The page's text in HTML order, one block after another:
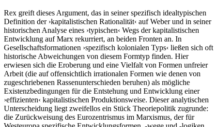
Rex greift dieses Argument, das in seiner spezifisch idealtypischen
Definition der ›kapitalistischen Rationalität‹ auf Weber und in seiner
historischen Analyse eines ›typischen‹ Wegs der kapitalistischen
Entwicklung auf Marx rekurriert, an beiden Fronten an. In
Gesellschaftsformationen ›spezifisch kolonialen Typs‹ ließen sich oft
historische Abweichungen von diesem Formtyp finden. Hier
erwiesen sich die Eroberung und eine Vielfalt von Formen unfreier
Arbeit (die auf offensichtlich irrationalen Formen wie denen von
zugeschriebenen Rassenunterschieden beruhen) als mögliche
Existenzbedingungen für die Entstehung und Entwicklung einer
›effizienten‹ kapitalistischen Produktionsweise. Dieser analytischen
Unterscheidung liegt zweifellos ein Stück Theoriepolitik zugrunde:
die Zurückweisung des Eurozentrismus im Marxismus, der für